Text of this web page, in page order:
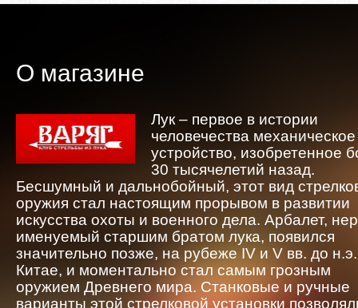
О магазине
Лук – первое в истории
человечества механическое
устройство, изобретенное
30 тысячелетий назад.
Бесшумный и дальнобойный, этот вид
оружия стал настоящим прорывом в развитии
искусства охоты и военного дела. Арбалет,
именуемый старшим братом лука, появился
значительно позже, на рубеже IV и V вв. до
Китае, и моментально стал самым грозным
оружием Древнего мира. Станковые и ручные
варианты этой стрелковой установки